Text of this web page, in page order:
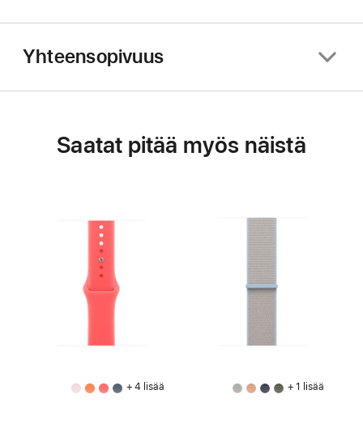
Yhteensopivuus
Saatat pitää myös näistä
+ 4 lisää + 1 lisää